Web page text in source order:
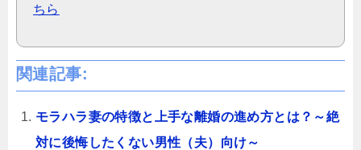
ちら
関連記事:
モラハラ妻の特徴と上手な離婚の進め方とは？～絶
対に後悔したくない男性（夫）向け～